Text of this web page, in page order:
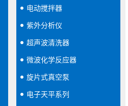
电动搅拌器
紫外分析仪
超声波清洗器
微波化学反应器
旋片式真空泵
电子天平系列